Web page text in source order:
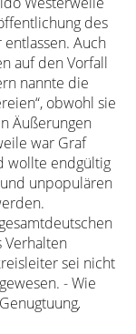
des
Auch
auf den Vorfall
nannte die
obwohl sie
Äußerungen
war Graf
wollte endgültig
unpopulären
Verhalten
sei nicht
- Wie
,